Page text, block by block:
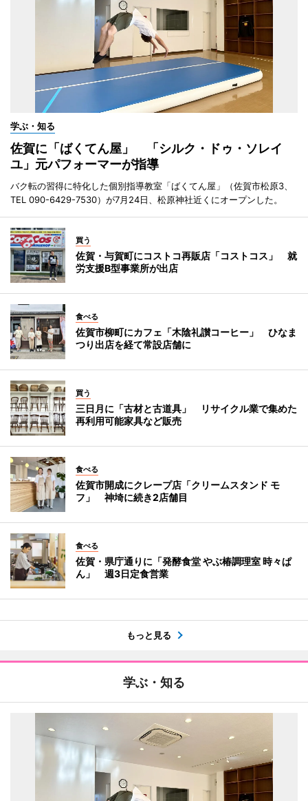
学ぶ・知る
佐賀に「ばくてん屋」 「シルク・ドゥ・ソレイ
ユ」元パフォーマーが指導
バク転の習得に特化した個別指導教室「ばくてん屋」（佐賀市松原3、
TEL 090-6429-7530）が7月24日、松原神社近くにオープンした。
買う
佐賀・与賀町にコストコ再販店「コストコス」 就
労支援B型事業所が出店
食べる
佐賀市柳町にカフェ「木陰礼讃コーヒー」 ひなま
つり出店を経て常設店舗に
買う
三日月に「古材と古道具」 リサイクル業で集めた
再利用可能家具など販売
食べる
佐賀市開成にクレープ店「クリームスタンド モ
フ」 神埼に続き2店舗目
食べる
佐賀・県庁通りに「発酵食堂 やぶ椿調理室 時々ぱ
ん」 週3日定食営業
もっと見る
学ぶ・知る